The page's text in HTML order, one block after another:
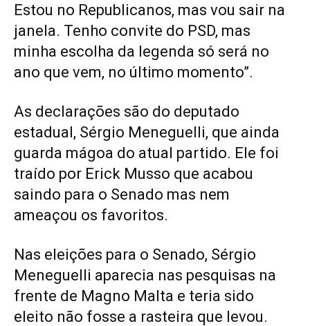
Estou no Republicanos, mas vou sair na
janela. Tenho convite do PSD, mas
minha escolha da legenda só será no
ano que vem, no último momento”.
As declarações são do deputado
estadual, Sérgio Meneguelli, que ainda
guarda mágoa do atual partido. Ele foi
traído por Erick Musso que acabou
saindo para o Senado mas nem
ameaçou os favoritos.
Nas eleições para o Senado, Sérgio
Meneguelli aparecia nas pesquisas na
frente de Magno Malta e teria sido
eleito não fosse a rasteira que levou.